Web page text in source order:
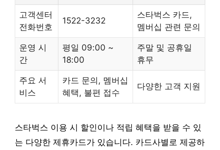
고객센터
전화번호
1522-3232
스타벅스 카드,
멤버십 관련 문의
운영 시
간
평일 09:00 ~
18:00
주말 및 공휴일
휴무
주요 서
비스
카드 문의, 멤버십
혜택, 불편 접수
다양한 고객 지원
스타벅스 이용 시 할인이나 적립 혜택을 받을 수 있
는 다양한 제휴카드가 있습니다. 카드사별로 제공하